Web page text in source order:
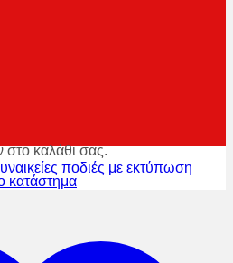
στο καλάθι σας.
κατάστημα
ποδιές με εκτύπωση